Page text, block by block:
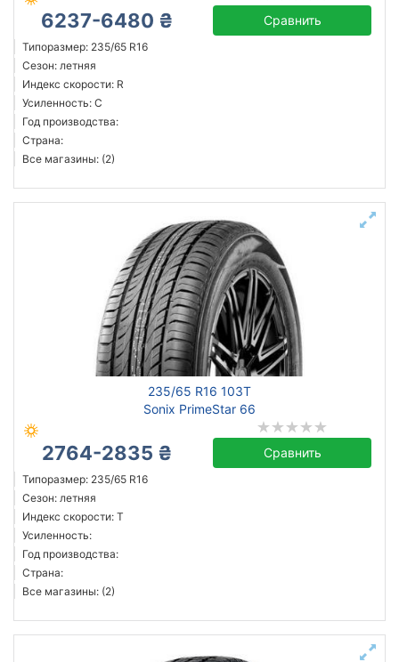
6237-6480 ₴ Сравнить
Типоразмер: 235/65 R16
Сезон: летняя
Индекс скорости: R
Усиленность: C
Год производства:
Страна:
Все магазины: (2)
235/65 R16 103T
Sonix PrimeStar 66
2764-2835 ₴ Сравнить
Типоразмер: 235/65 R16
Сезон: летняя
Индекс скорости: T
Усиленность:
Год производства:
Страна:
Все магазины: (2)